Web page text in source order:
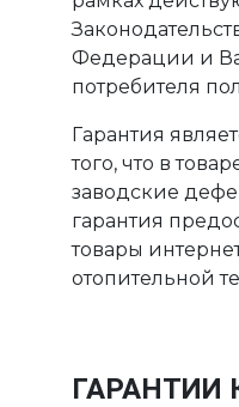
Федерации и
потребителя
Гарантия
того, что в
заводские
гарантия
товары
отопительной
ГАРАНТИИ